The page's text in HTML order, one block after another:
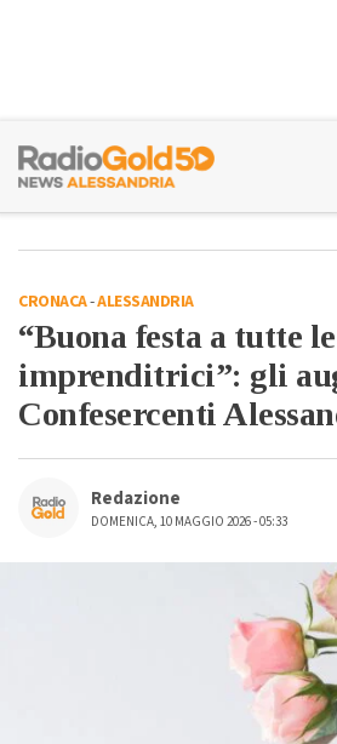
CRONACA-ALESSANDRIA
“Buona festa a tutte
imprenditrici”: gli
Confesercenti
Redazione
DOMENICA, 10 MAGGIO 2026 - 05:33